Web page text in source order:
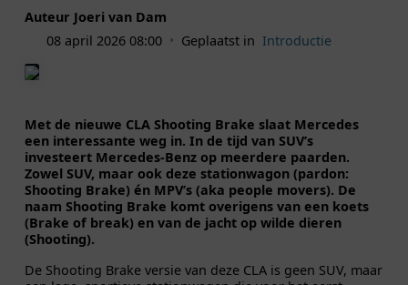
Auteur Joeri van Dam
08 april 2026 08:00 • Geplaatst in Introductie
Met de nieuwe CLA Shooting Brake slaat Mercedes
een interessante weg in. In de tijd van SUV’s
investeert Mercedes-Benz op meerdere paarden.
Zowel SUV, maar ook deze stationwagon (pardon:
Shooting Brake) én MPV’s (aka people movers). De
naam Shooting Brake komt overigens van een koets
(Brake of break) en van de jacht op wilde dieren
(Shooting).
De Shooting Brake versie van deze CLA is geen SUV, maar